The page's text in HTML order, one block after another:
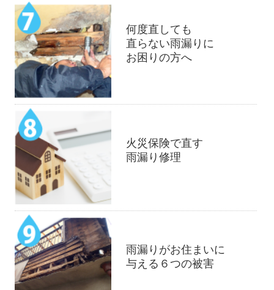
何度直しても
直らない雨漏りに
お困りの方へ
火災保険で直す
雨漏り修理
雨漏りがお住まいに
与える６つの被害